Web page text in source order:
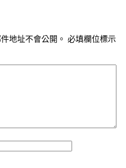
地址不會公開。 必填欄位標示